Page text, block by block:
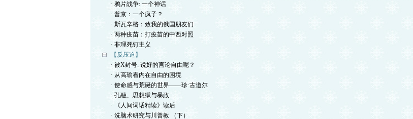
· 鸦片战争: 一个神话
· 普京：一个疯子？
· 斯瓦辛格：致我的俄国朋友们
· 两种疫苗：打疫苗的中西对照
· 非理死钉主义
【反压迫】
· 被X封号: 说好的言论自由呢？
· 从高瑜看内在自由的困境
· 使命感与荒诞的世界——珍·古道尔
· 孔融、思想狱与暴政
· 《人间词话精读》读后
· 洗脑术研究与川普教 （下）